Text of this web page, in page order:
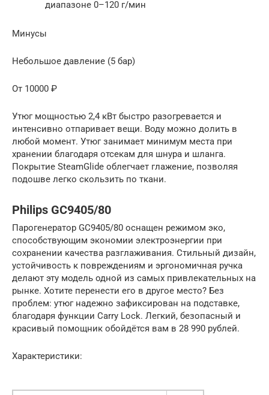
диапазоне 0–120 г/мин
Минусы
Небольшое давление (5 бар)
От 10000 ₽
Утюг мощностью 2,4 кВт быстро разогревается и
интенсивно отпаривает вещи. Воду можно долить в
любой момент. Утюг занимает минимум места при
хранении благодаря отсекам для шнура и шланга.
Покрытие SteamGlide облегчает глажение, позволяя
подошве легко скользить по ткани.
Philips GC9405/80
Парогенератор GC9405/80 оснащен режимом эко,
способствующим экономии электроэнергии при
сохранении качества разглаживания. Стильный дизайн,
устойчивость к повреждениям и эргономичная ручка
делают эту модель одной из самых привлекательных на
рынке. Хотите перенести его в другое место? Без
проблем: утюг надежно зафиксирован на подставке,
благодаря функции Carry Lock. Легкий, безопасный и
красивый помощник обойдётся вам в 28 990 рублей.
Характеристики: